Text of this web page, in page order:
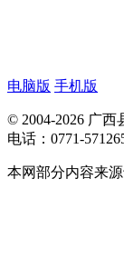
电脑版 手机版
© 2004-2026 广
电话：0771-
本网部分内容来